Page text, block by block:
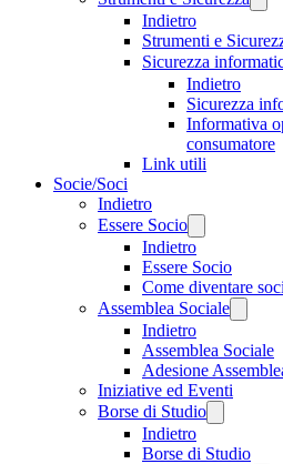
Indietro
Strumenti e
Sicurezza
Indietro
Sicurezza
Informativa
consumatore
Link utili
Socie/Soci
Indietro
Essere Socio
Indietro
Essere Socio
Come diventare
Assemblea Sociale
Indietro
Assemblea Sociale
Adesione
Iniziative ed Eventi
Borse di Studio
Indietro
Borse di Studio